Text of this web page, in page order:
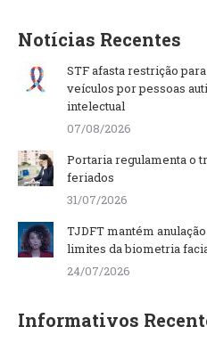
Notícias Recentes
STF afasta restrição
veículos por pessoas
intelectual
07/08/2026
Portaria regulamenta o
feriados
31/07/2026
TJDFT mantém
limites da biometria
24/07/2026
Informativos